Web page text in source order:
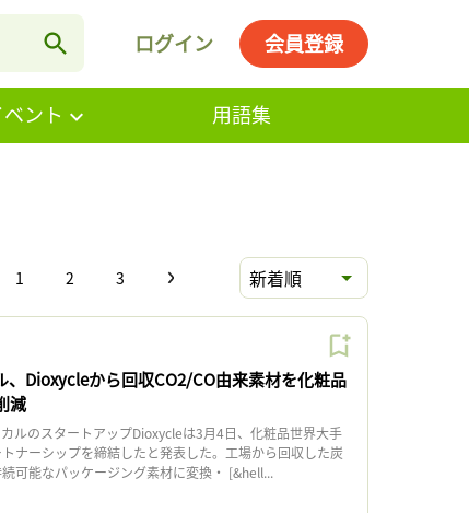
ログイン 会員登録
ント 用語集
1 2 3 新着順
、Dioxycleから回収CO2/CO由来素材を化粧品
減
ルのスタートアップDioxycleは3月4日、化粧品世界大手
ナーシップを締結したと発表した。工場から回収した炭
可能なパッケージング素材に変換・ [&hell...